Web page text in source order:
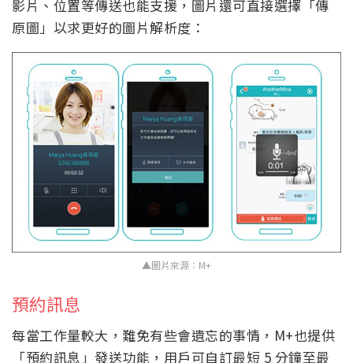
影片、位置等傳送也能支援，圖片還可直接選擇「傳
原圖」以求更好的圖片解析度：
▲圖片來源：M+
預約訊息
每當工作量較大，難免有些會遺忘的事情，M+也提供
「預約訊息」發送功能，用戶可自訂最短 5 分鐘至最